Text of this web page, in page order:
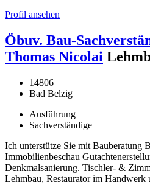
Profil ansehen
Öbuv. Bau-
Thomas Nicolai
14806
Bad Belzig
Ausführung
Sachverständige
Ich unterstütze Sie mit Bauberatung
Immobilienbeschau
Denkmalsanierung. Tischler- &
Lehmbau, Restaurator im Handwerk